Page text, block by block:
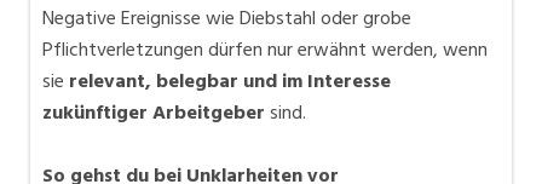
Negative Ereignisse wie Diebstahl oder grobe
Pflichtverletzungen dürfen nur erwähnt werden, wenn
sie relevant, belegbar und im Interesse
zukünftiger Arbeitgebersind.
So gehst du bei Unklarheiten vor